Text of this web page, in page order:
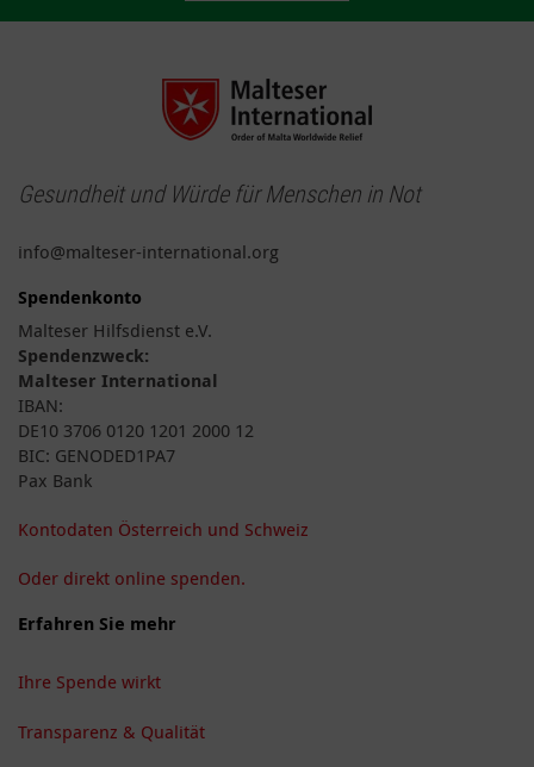
Gesundheit und Würde für Menschen in Not
info@malteser-international.org
Spendenkonto
Malteser Hilfsdienst e.V.
Spendenzweck:
Malteser International
IBAN:
DE10 3706 0120 1201 2000 12
BIC: GENODED1PA7
Pax Bank
Kontodaten Österreich und Schweiz
Oder direkt online spenden.
Erfahren Sie mehr
Ihre Spende wirkt
Transparenz & Qualität